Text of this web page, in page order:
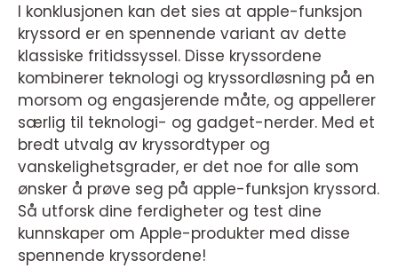
I konklusjonen kan det sies at apple-funksjon
kryssord er en spennende variant av dette
klassiske fritidssyssel. Disse kryssordene
kombinerer teknologi og kryssordløsning på en
morsom og engasjerende måte, og appellerer
særlig til teknologi- og gadget-nerder. Med et
bredt utvalg av kryssordtyper og
vanskelighetsgrader, er det noe for alle som
ønsker å prøve seg på apple-funksjon kryssord.
Så utforsk dine ferdigheter og test dine
kunnskaper om Apple-produkter med disse
spennende kryssordene!